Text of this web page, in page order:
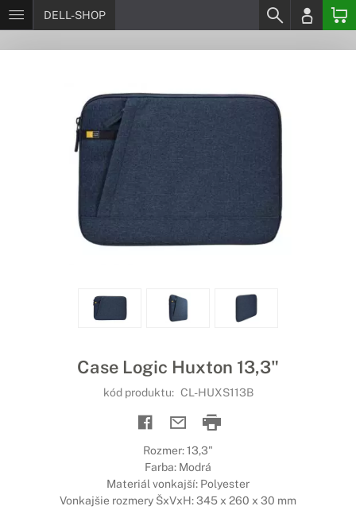
DELL-SHOP
Case Logic Huxton 13,3"
kód produktu: CL-HUXS113B
Rozmer: 13,3"
Farba: Modrá
Materiál vonkajší: Polyester
Vonkajšie rozmery ŠxVxH: 345 x 260 x 30 mm